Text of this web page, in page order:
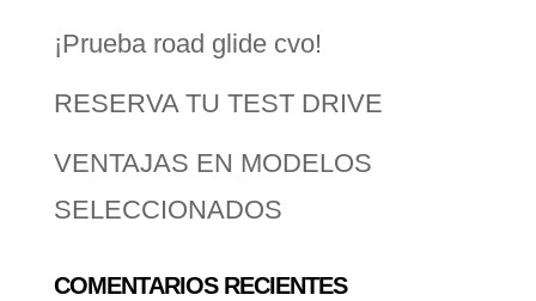
¡Prueba road glide cvo!
RESERVA TU TEST DRIVE
VENTAJAS EN MODELOS
SELECCIONADOS
COMENTARIOS RECIENTES